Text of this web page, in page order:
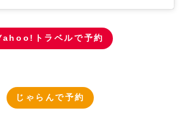
トラベルで予約
じゃらんで予約